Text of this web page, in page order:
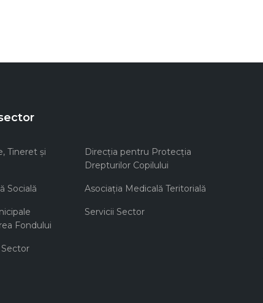
Tineret şi
Direcţia pentru Protecţia
Drepturilor Copilului
Socială Asociaţia Medicală Teritorială
Fondului
Servicii Sector